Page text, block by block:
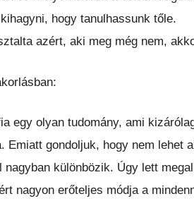
hogy tanulhassunk tőle.
azért, aki meg még nem,
egy olyan tudomány, ami
gondoljuk, hogy nem lehet
különbözik. Úgy lett
nagyon erőteljes módja a